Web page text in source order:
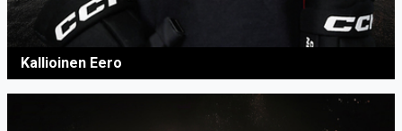
Kallioinen Eero